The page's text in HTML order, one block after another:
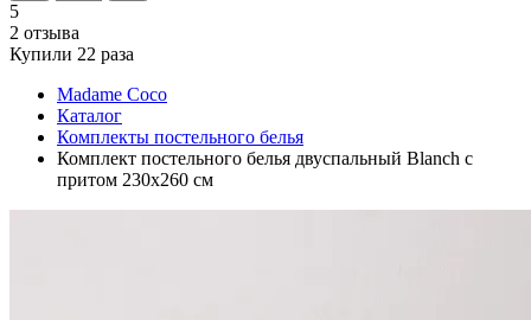
5
2 отзыва
Купили 22 раза
Madame Coco
Каталог
Комплекты постельного белья
Комплект постельного белья двуспальный Blanch с
притом 230x260 см